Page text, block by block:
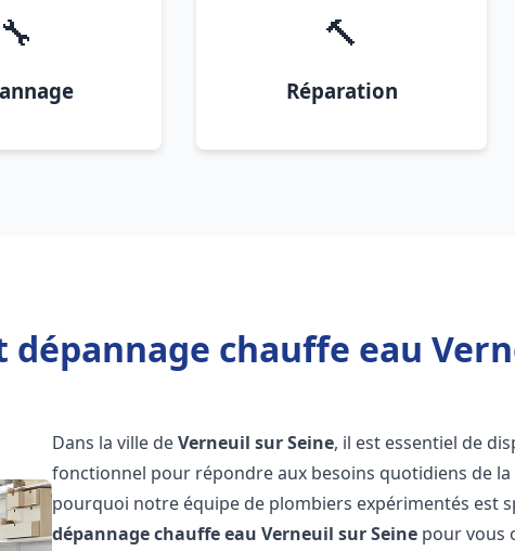
🔧 🔨
Réparation
chauffe eau
Dans la ville deVerneuil sur Seine, il est essentiel de
fonctionnel pour répondre aux besoins quotidiens de
pourquoi notre équipe de plombiers expérimentés est
dépannage chauffe eau Verneuil sur Seine pour vous